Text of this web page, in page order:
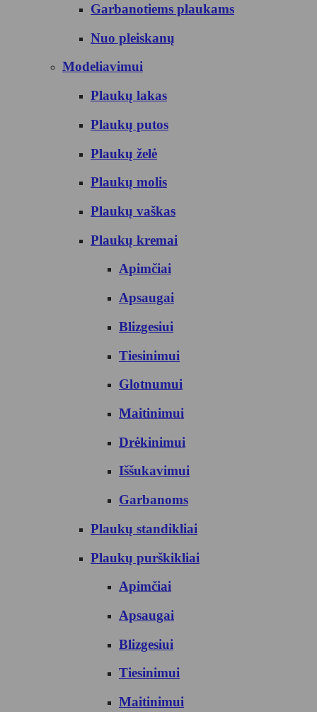
Garbanotiems plaukams
Nuo pleiskanų
Modeliavimui
Plaukų lakas
Plaukų putos
Plaukų želė
Plaukų molis
Plaukų vaškas
Plaukų kremai
Apimčiai
Apsaugai
Blizgesiui
Tiesinimui
Glotnumui
Maitinimui
Drėkinimui
Iššukavimui
Garbanoms
Plaukų standikliai
Plaukų purškikliai
Apimčiai
Apsaugai
Blizgesiui
Tiesinimui
Maitinimui